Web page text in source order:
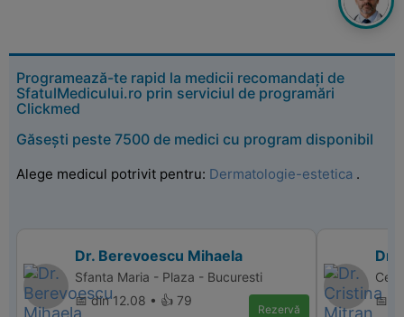
Programează-te rapid la medicii recomandați de
SfatulMedicului.ro prin serviciul de programări
Clickmed
Găsești peste 7500 de medici cu program disponibil
Alege medicul potrivit pentru: Dermatologie-estetica .
Dr. Berevoescu Mihaela
Sfanta Maria - Plaza - Bucuresti
📅 din 12.08 • 👍 79
Rezervă
Dr.
📅